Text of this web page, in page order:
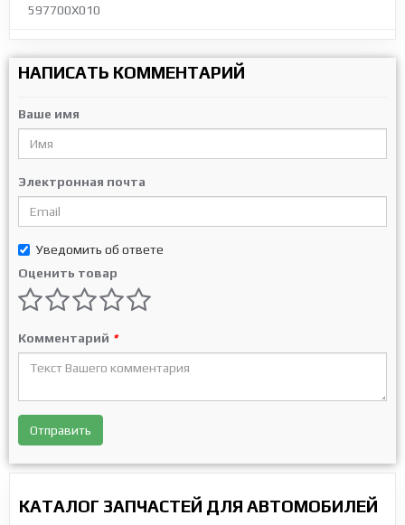
597700X010
НАПИСАТЬ КОММЕНТАРИЙ
Ваше имя
Электронная почта
Уведомить об ответе
Оценить товар
Комментарий *
Отправить
КАТАЛОГ ЗАПЧАСТЕЙ ДЛЯ АВТОМОБИЛЕЙ